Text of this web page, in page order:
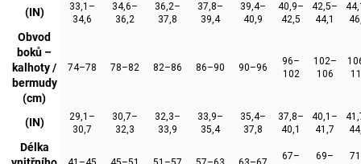
(IN)
33,1–
34,6
34,6–
36,2
36,2–
37,8
37,8–
39,4
39,4–
40,9
40,9–
42,5
42,5–
44,1
Obvod
boků –
kalhoty /
bermudy
(cm)
74–78 78–82 82–86 86–90 90–96
96–
102
102–
106
(IN)
29,1–
30,7
30,7–
32,3
32,3–
33,9
33,9–
35,4
35,4–
37,8
37,8–
40,1
40,1–
41,7
Délka
67–
69–